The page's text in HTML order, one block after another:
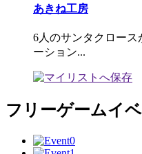
あきね工房
6人のサンタクロース
ーション...
フリーゲームイ